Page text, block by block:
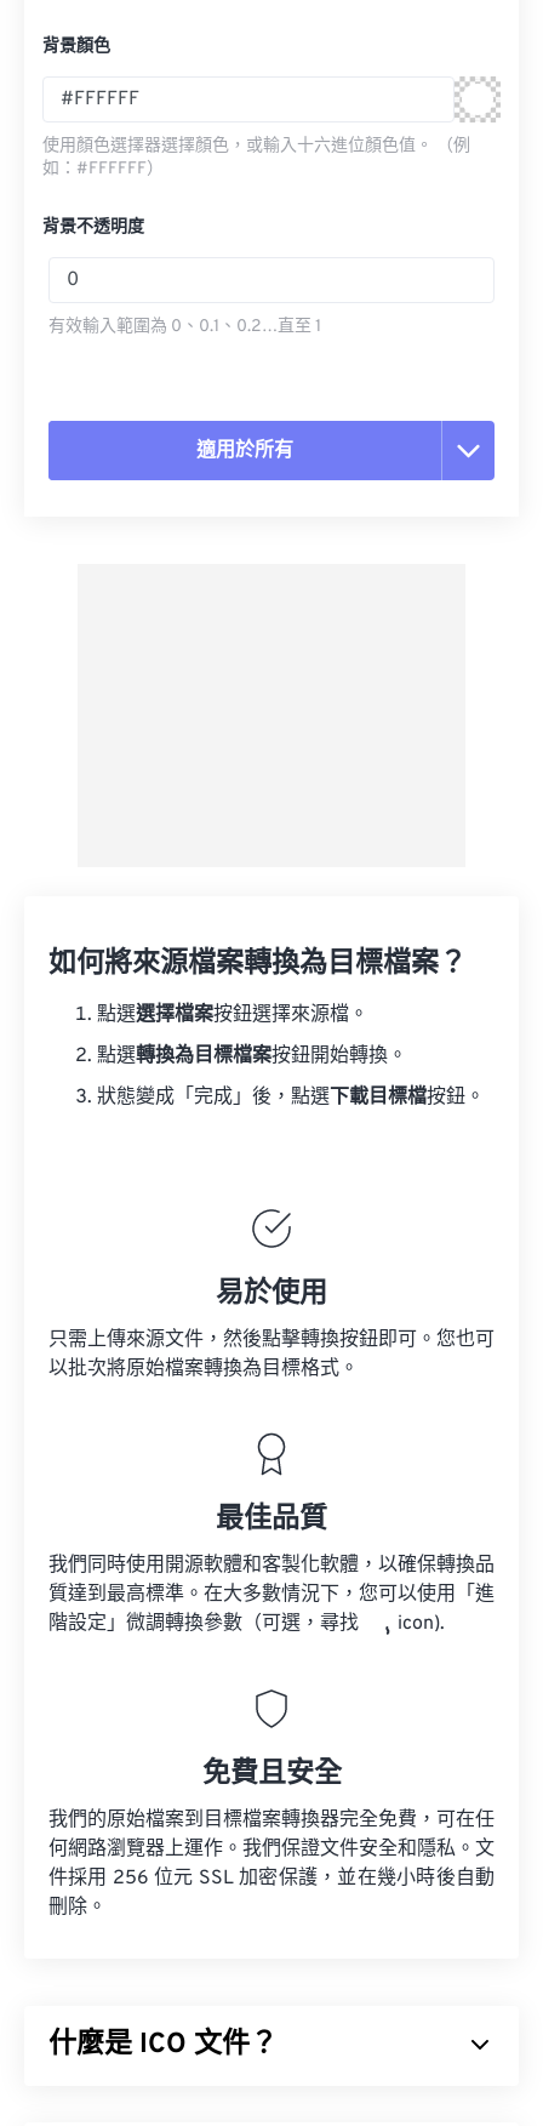
背景顏色
使用顏色選擇器選擇顏色，或輸入十六進位顏色值。 （例
如：#FFFFFF）
背景不透明度
有效輸入範圍為 0、0.1、0.2…直至 1
適用於所有
如何將來源檔案轉換為目標檔案？
點選選擇檔案按鈕選擇來源檔。
點選轉換為目標檔案按鈕開始轉換。
狀態變成「完成」後，點選 下載目標檔按鈕。
易於使用
只需上傳來源文件，然後點擊轉換按鈕即可。您也可
以批次將原始檔案轉換為目標格式。
最佳品質
我們同時使用開源軟體和客製化軟體，以確保轉換品
質達到最高標準。在大多數情況下，您可以使用「進
階設定」微調轉換參數（可選，尋找
icon).
免費且安全
我們的原始檔案到目標檔案轉換器完全免費，可在任
何網路瀏覽器上運作。我們保證文件安全和隱私。文
件採用 256 位元 SSL 加密保護，並在幾小時後自動
刪除。
什麼是 ICO 文件？